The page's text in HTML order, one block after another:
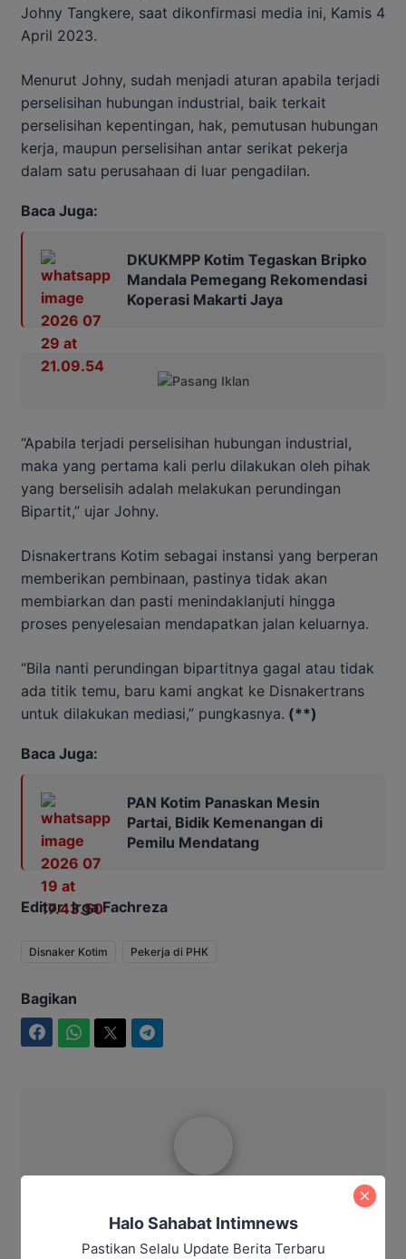
Johny Tangkere, saat dikonfirmasi media ini, Kamis 4
April 2023.
Menurut Johny, sudah menjadi aturan apabila terjadi
perselisihan hubungan industrial, baik terkait
perselisihan kepentingan, hak, pemutusan hubungan
kerja, maupun perselisihan antar serikat pekerja
dalam satu perusahaan di luar pengadilan.
Baca Juga:
DKUKMPP Kotim Tegaskan Bripko
Mandala Pemegang Rekomendasi
Koperasi Makarti Jaya
“Apabila terjadi perselisihan hubungan industrial,
maka yang pertama kali perlu dilakukan oleh pihak
yang berselisih adalah melakukan perundingan
Bipartit,” ujar Johny.
Disnakertrans Kotim sebagai instansi yang berperan
memberikan pembinaan, pastinya tidak akan
membiarkan dan pasti menindaklanjuti hingga
proses penyelesaian mendapatkan jalan keluarnya.
“Bila nanti perundingan bipartitnya gagal atau tidak
ada titik temu, baru kami angkat ke Disnakertrans
untuk dilakukan mediasi,” pungkasnya. (**)
Baca Juga:
PAN Kotim Panaskan Mesin
Partai, Bidik Kemenangan di
Pemilu Mendatang
Editor: Irga Fachreza
Disnaker Kotim Pekerja di PHK
Bagikan
Halo Sahabat Intimnews
Pastikan Selalu Update Berita Terbaru